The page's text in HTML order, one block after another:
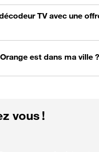
TV avec une
est dans ma ville ?
vous !